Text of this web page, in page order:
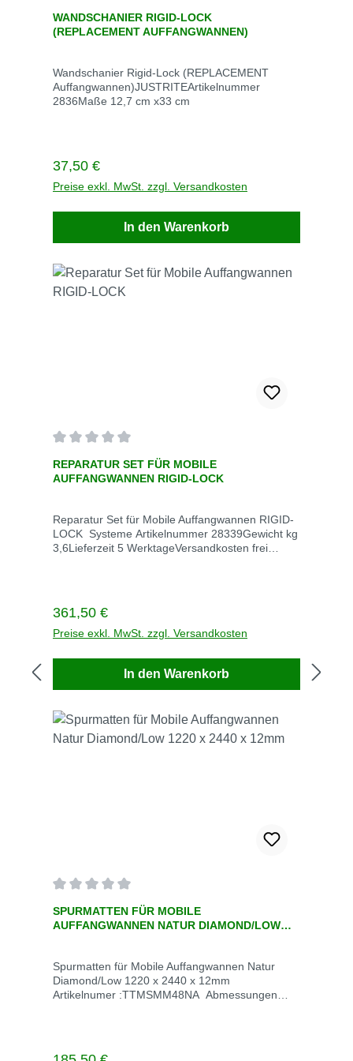
WANDSCHANIER RIGID-LOCK
(REPLACEMENT AUFFANGWANNEN)
Wandschanier Rigid-Lock (REPLACEMENT
Auffangwannen)JUSTRITEArtikelnummer
2836Maße 12,7 cm x33 cm
Regulärer Preis:
37,50 €
Preise exkl. MwSt. zzgl. Versandkosten
In den Warenkorb
Durchschnittliche Bewertung von 0 von 5 Sternen
REPARATUR SET FÜR MOBILE
AUFFANGWANNEN RIGID-LOCK
Reparatur Set für Mobile Auffangwannen RIGID-
LOCK Systeme Artikelnummer 28339Gewicht kg
3,6Lieferzeit 5 WerktageVersandkosten frei
Zuverlässigkeit und Compliance zu
gewährleisten. • Heißluftpistole und Düse
(manche Modelle) • Andruckrolle •
PVC-Zement• 9290 cm2 beschichtetes
Reparaturstoffmaterial
Regulärer Preis:
361,50 €
Preise exkl. MwSt. zzgl. Versandkosten
In den Warenkorb
Durchschnittliche Bewertung von 0 von 5 Sternen
SPURMATTEN FÜR MOBILE
AUFFANGWANNEN NATUR DIAMOND/LOW
Spurmatten für Mobile Auffangwannen Natur
Diamond/Low 1220 x 2440 x 12mm
Artikelnumer :TTMSMM48NA Abmessungen
Beschreibung Spurmatten für Mobile